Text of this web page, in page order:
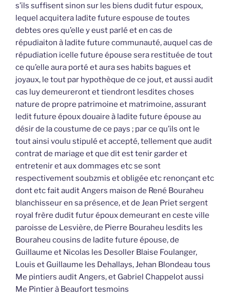
s’ils suffisent sinon sur les biens dudit futur espoux,
lequel acquitera ladite future espouse de toutes
debtes ores qu’elle y eust parlé et en cas de
répudiaiton à ladite future communauté, auquel cas de
répudiation icelle future épouse sera restituée de tout
ce qu’elle aura porté et aura ses habits bagues et
joyaux, le tout par hypothèque de ce jout, et aussi audit
cas luy demeureront et tiendront lesdites choses
nature de propre patrimoine et matrimoine, assurant
ledit future époux douaire à ladite future épouse au
désir de la coustume de ce pays ; par ce qu’ils ont le
tout ainsi voulu stipulé et accepté, tellement que audit
contrat de mariage et que dit est tenir garder et
entretenir et aux dommages etc se sont
respectivement soubzmis et obligée etc renonçant etc
dont etc fait audit Angers maison de René Bouraheu
blanchisseur en sa présence, et de Jean Priet sergent
royal frère dudit futur époux demeurant en ceste ville
paroisse de Lesvière, de Pierre Bouraheu lesdits les
Bouraheu cousins de ladite future épouse, de
Guillaume et Nicolas les Desoller Blaise Foulanger,
Louis et Guillaume les Dehallays, Jehan Blondeau tous
Me pintiers audit Angers, et Gabriel Chappelot aussi
Me Pintier à Beaufort tesmoins